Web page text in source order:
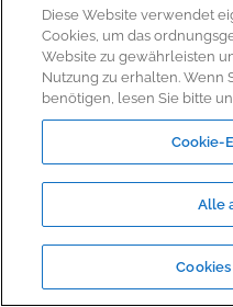
Diese Website verwendet
Cookies, um das
Website zu gewährleisten
Nutzung zu erhalten. Wenn
benötigen, lesen Sie bitte
Cookie-
Alle